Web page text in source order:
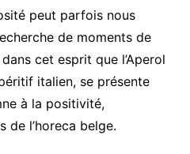
peut parfois nous
de moments de
cet esprit que l’Aperol
italien, se présente
à la positivité,
de l’horeca belge.